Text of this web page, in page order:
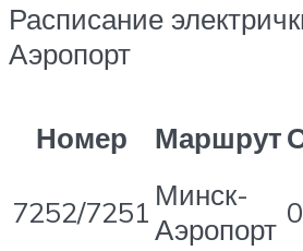
Расписание
Аэропорт
Номер Маршрут
7252/7251 Минск-
Аэропорт